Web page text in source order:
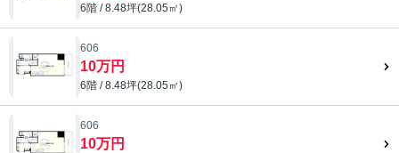
6階 / 8.48坪(28.05㎡)
606
10万円
6階 / 8.48坪(28.05㎡)
606
10万円